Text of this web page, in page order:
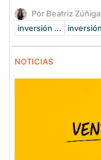
Por Beatriz Zúñiga
inversión ...
NOTICIAS